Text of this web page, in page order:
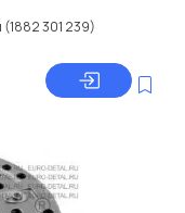
301 239)